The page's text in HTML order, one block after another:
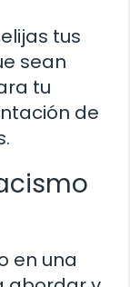
tus
sean
tu
de
en una